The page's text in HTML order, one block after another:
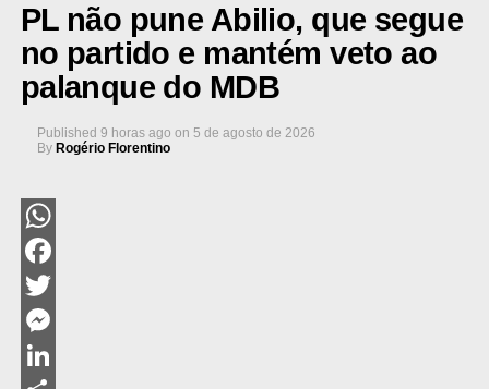
PL não pune Abilio, que segue
no partido e mantém veto ao
palanque do MDB
Published 9 horas ago on 5 de agosto de 2026
By Rogério Florentino
WhatsApp
Facebook
Twitter
Messenger